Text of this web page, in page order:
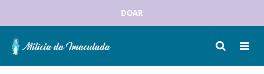
DOAR